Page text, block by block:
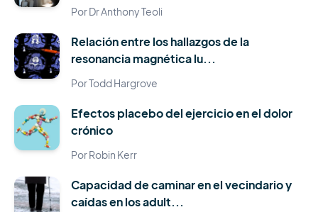
Por Dr Anthony Teoli
Relación entre los hallazgos de la
resonancia magnética lu...
Por Todd Hargrove
Efectos placebo del ejercicio en el dolor
crónico
Por Robin Kerr
Capacidad de caminar en el vecindario y
caídas en los adult...